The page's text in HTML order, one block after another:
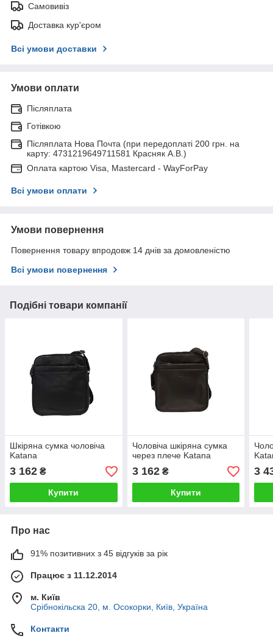
Самовивіз
Доставка кур'єром
Всі умови доставки
Умови оплати
Післяплата
Готівкою
Післяплата Нова Почта (при передоплаті 200 грн. на
карту: 4731219649711581 Красняк А.В.)
Оплата картою Visa, Mastercard - WayForPay
Всі умови оплати
Умови повернення
Повернення товару впродовж 14 днів за домовленістю
Всі умови повернення
Подібні товари компанії
Шкіряна сумка чоловіча
Katana
3 162 ₴
Купити
Чоловіча шкіряна сумка
через плече Katana
3 162₴
Купити
3
Про нас
91% позитивних з 45 відгуків за рік
Працює з 11.12.2014
м. Київ
Срібнокільска 20, м. Осокорки, Київ, Україна
Контакти